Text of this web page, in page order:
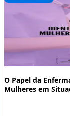
O Papel da
Mulheres em